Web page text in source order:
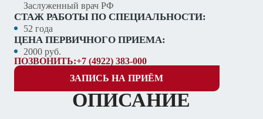
Заслуженный врач РФ
СТАЖ РАБОТЫ ПО СПЕЦИАЛЬНОСТИ:
52 года
ЦЕНА ПЕРВИЧНОГО ПРИЕМА:
2000 руб.
ПОЗВОНИТЬ:+7 (4922) 383-000
ЗАПИСЬ НА ПРИЁМ
ОПИСАНИЕ